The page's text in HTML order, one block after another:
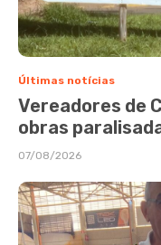
Últimas notícias
Vereadores de
obras
07/08/2026